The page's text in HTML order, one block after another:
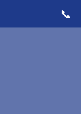
📞